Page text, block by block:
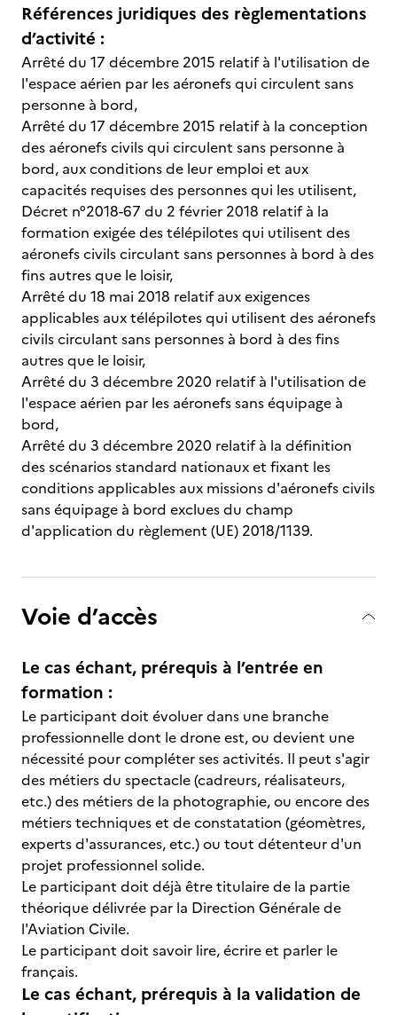
Références juridiques des règlementations
d’activité :
Arrêté du 17 décembre 2015 relatif à l'utilisation de
l'espace aérien par les aéronefs qui circulent sans
personne à bord,
Arrêté du 17 décembre 2015 relatif à la conception
des aéronefs civils qui circulent sans personne à
bord, aux conditions de leur emploi et aux
capacités requises des personnes qui les utilisent,
Décret n°2018-67 du 2 février 2018 relatif à la
formation exigée des télépilotes qui utilisent des
aéronefs civils circulant sans personnes à bord à des
fins autres que le loisir,
Arrêté du 18 mai 2018 relatif aux exigences
applicables aux télépilotes qui utilisent des aéronefs
civils circulant sans personnes à bord à des fins
autres que le loisir,
Arrêté du 3 décembre 2020 relatif à l'utilisation de
l'espace aérien par les aéronefs sans équipage à
bord,
Arrêté du 3 décembre 2020 relatif à la définition
des scénarios standard nationaux et fixant les
conditions applicables aux missions d'aéronefs civils
sans équipage à bord exclues du champ
d'application du règlement (UE) 2018/1139.
Voie d’accès
Le cas échant, prérequis à l’entrée en
formation :
Le participant doit évoluer dans une branche
professionnelle dont le drone est, ou devient une
nécessité pour compléter ses activités. Il peut s'agir
des métiers du spectacle (cadreurs, réalisateurs,
etc.) des métiers de la photographie, ou encore des
métiers techniques et de constatation (géomètres,
experts d'assurances, etc.) ou tout détenteur d'un
projet professionnel solide.
Le participant doit déjà être titulaire de la partie
théorique délivrée par la Direction Générale de
l'Aviation Civile.
Le participant doit savoir lire, écrire et parler le
français.
Le cas échant, prérequis à la validation de